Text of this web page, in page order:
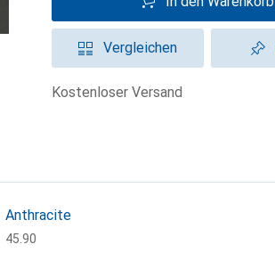
Vergleichen
kostenloser Versand
Anthracite
CHF
45.90